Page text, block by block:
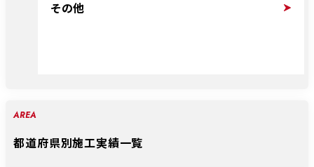
その他
AREA
都道府県別施工実績一覧